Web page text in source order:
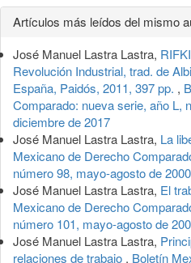
Detalles
del
artículo
Artículos más leídos del mismo
José Manuel Lastra Lastra,
Revolución Industrial, trad. de
España, Paidós, 2011, 397 pp. ,
Comparado: nueva serie, año L,
diciembre de 2017
José Manuel Lastra Lastra, La
Mexicano de Derecho
número 98, mayo-agosto de 2000
José Manuel Lastra Lastra, El
Mexicano de Derecho
número 101, mayo-agosto de
José Manuel Lastra Lastra,
relaciones de trabajo , Boletín